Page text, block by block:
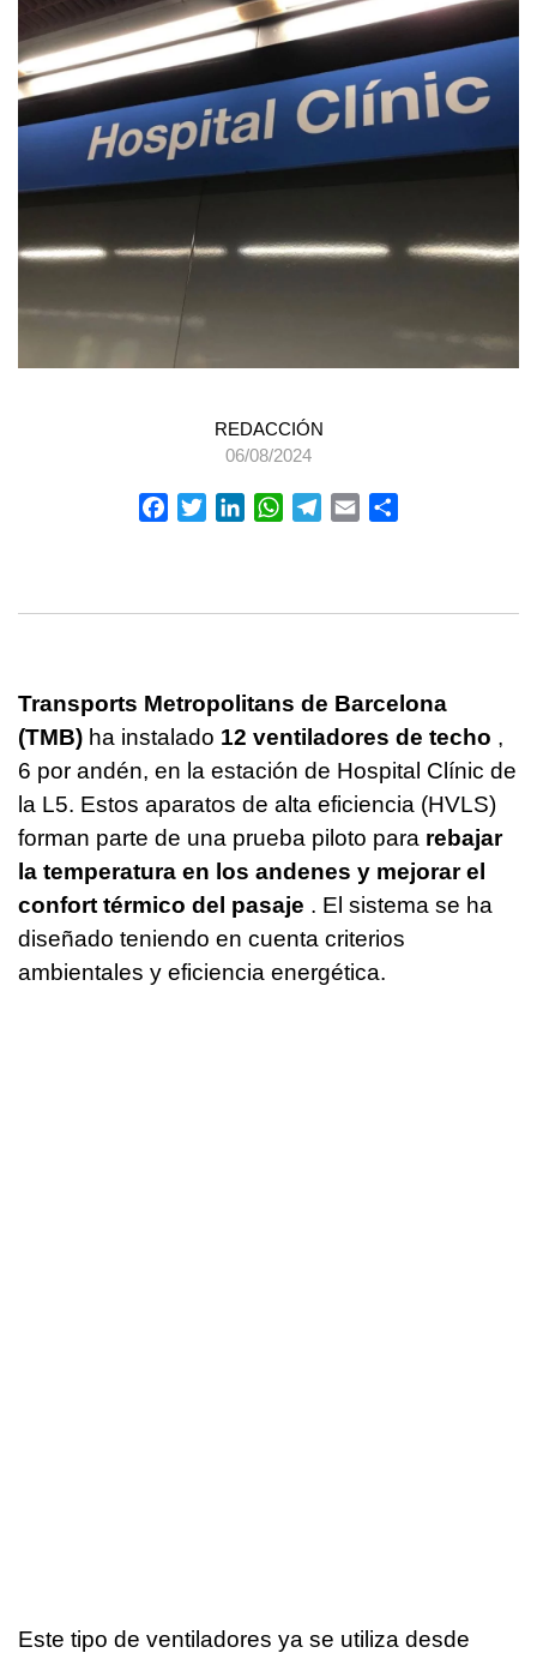
REDACCIÓN
06/08/2024
FacebookTwitterLinkedInWhatsApp
Telegram
Email
Transports Metropolitans de Barcelona
(TMB) ha instalado 12 ventiladores de techo ,
6 por andén, en la estación de Hospital Clínic de
la L5. Estos aparatos de alta eficiencia (HVLS)
forman parte de una prueba piloto para rebajar
la temperatura en los andenes y mejorar el
confort térmico del pasaje . El sistema se ha
diseñado teniendo en cuenta criterios
ambientales y eficiencia energética.
Este tipo de ventiladores ya se utiliza desde